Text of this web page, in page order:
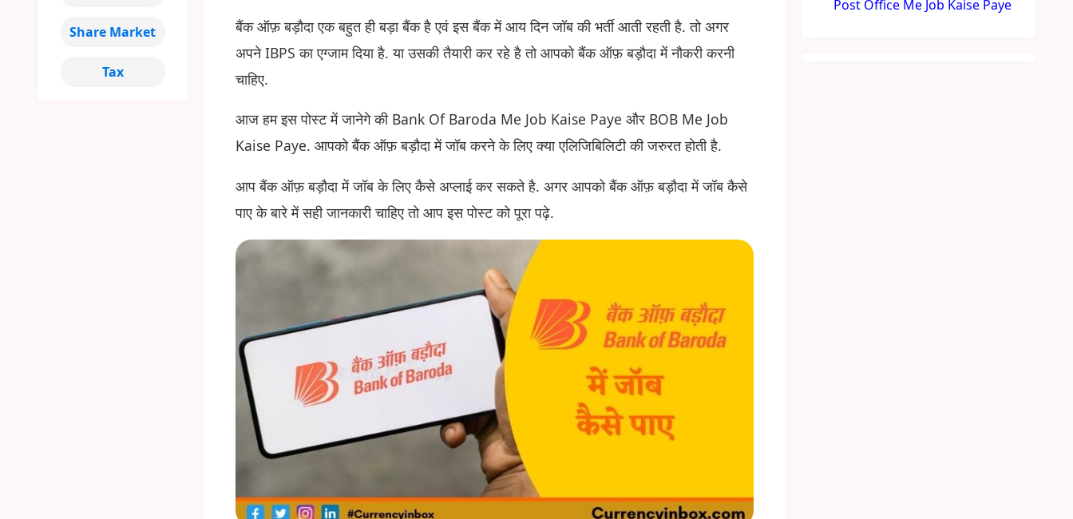
बैंक ऑफ़ बड़ौदा एक बहुत ही बड़ा बैंक है एवं इस बैंक में आय दिन जॉब की भर्ती आती रहती है. तो अगर
अपने IBPS का एग्जाम दिया है. या उसकी तैयारी कर रहे है तो आपको बैंक ऑफ़ बड़ौदा में नौकरी करनी
चाहिए.
आज हम इस पोस्ट में जानेगे की Bank Of Baroda Me Job Kaise Paye और BOB Me Job
Kaise Paye. आपको बैंक ऑफ़ बड़ौदा में जॉब करने के लिए क्या एलिजिबिलिटी की जरुरत होती है.
आप बैंक ऑफ़ बड़ौदा में जॉब के लिए कैसे अप्लाई कर सकते है. अगर आपको बैंक ऑफ़ बड़ौदा में जॉब कैसे
पाए के बारे में सही जानकारी चाहिए तो आप इस पोस्ट को पूरा पढ़े.
Post Office Me Job Kaise Paye
Share Market
Tax